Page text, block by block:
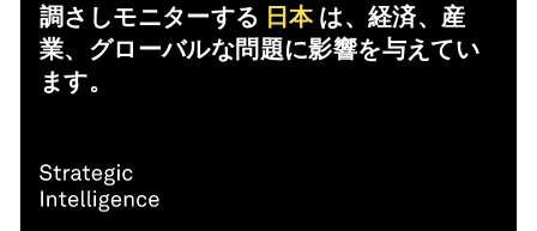
調さしモニターする 日本 は、経済、産
業、グローバルな問題に影響を与えてい
ます。